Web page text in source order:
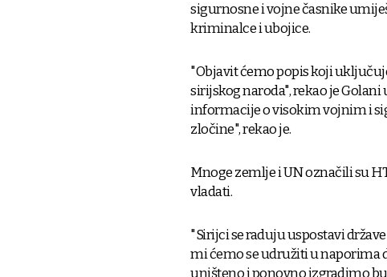
sigurnosne i vojne časnike
kriminalce i ubojice.
"Objavit ćemo popis koji
sirijskog naroda", rekao je
informacije o visokim vojnim i
zločine", rekao je.
Mnoge zemlje i UN označili su
vladati.
"Sirijci se raduju uspostavi
mi ćemo se udružiti u naporima
uništeno i ponovno izgradimo